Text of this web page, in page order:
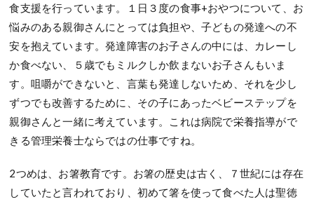
食支援を行っています。１日３度の食事+おやつについて、お
悩みのある親御さんにとっては負担や、子どもの発達への不
安を抱えています。発達障害のお子さんの中には、カレーし
か食べない、５歳でもミルクしか飲まないお子さんもいま
す。咀嚼ができないと、言葉も発達しないため、それを少し
ずつでも改善するために、その子にあったベビーステップを
親御さんと一緒に考えています。これは病院で栄養指導がで
きる管理栄養士ならではの仕事ですね。
2つめは、お箸教育です。お箸の歴史は古く、７世紀には存在
していたと言われており、初めて箸を使って食べた人は聖徳